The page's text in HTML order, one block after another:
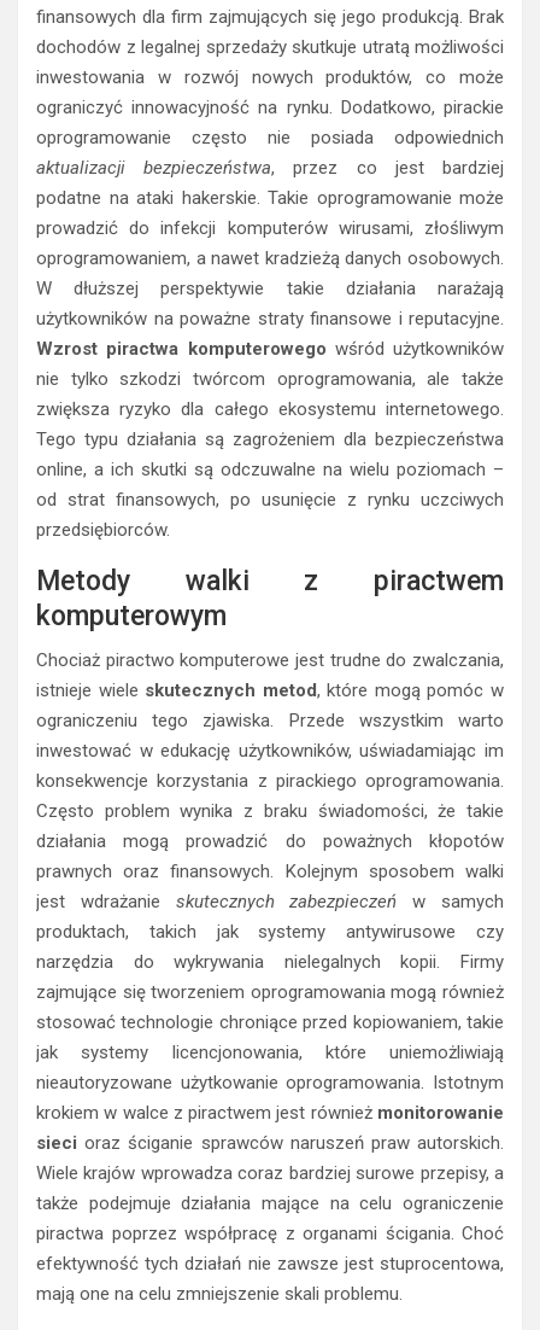
finansowych dla firm zajmujących się jego produkcją. Brak
dochodów z legalnej sprzedaży skutkuje utratą możliwości
inwestowania w rozwój nowych produktów, co może
ograniczyć innowacyjność na rynku. Dodatkowo, pirackie
oprogramowanie często nie posiada odpowiednich
aktualizacji bezpieczeństwa, przez co jest bardziej
podatne na ataki hakerskie. Takie oprogramowanie może
prowadzić do infekcji komputerów wirusami, złośliwym
oprogramowaniem, a nawet kradzieżą danych osobowych.
W dłuższej perspektywie takie działania narażają
użytkowników na poważne straty finansowe i reputacyjne.
Wzrost piractwa komputerowego wśród użytkowników
nie tylko szkodzi twórcom oprogramowania, ale także
zwiększa ryzyko dla całego ekosystemu internetowego.
Tego typu działania są zagrożeniem dla bezpieczeństwa
online, a ich skutki są odczuwalne na wielu poziomach –
od strat finansowych, po usunięcie z rynku uczciwych
przedsiębiorców.
Metody walki z piractwem
komputerowym
Chociaż piractwo komputerowe jest trudne do zwalczania,
istnieje wiele skutecznych metod, które mogą pomóc w
ograniczeniu tego zjawiska. Przede wszystkim warto
inwestować w edukację użytkowników, uświadamiając im
konsekwencje korzystania z pirackiego oprogramowania.
Często problem wynika z braku świadomości, że takie
działania mogą prowadzić do poważnych kłopotów
prawnych oraz finansowych. Kolejnym sposobem walki
jest wdrażanie skutecznych zabezpieczeń w samych
produktach, takich jak systemy antywirusowe czy
narzędzia do wykrywania nielegalnych kopii. Firmy
zajmujące się tworzeniem oprogramowania mogą również
stosować technologie chroniące przed kopiowaniem, takie
jak systemy licencjonowania, które uniemożliwiają
nieautoryzowane użytkowanie oprogramowania. Istotnym
krokiem w walce z piractwem jest również monitorowanie
sieci oraz ściganie sprawców naruszeń praw autorskich.
Wiele krajów wprowadza coraz bardziej surowe przepisy, a
także podejmuje działania mające na celu ograniczenie
piractwa poprzez współpracę z organami ścigania. Choć
efektywność tych działań nie zawsze jest stuprocentowa,
mają one na celu zmniejszenie skali problemu.